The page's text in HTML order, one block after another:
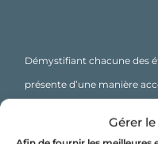
Gérer
démystifie
les
Démystifiant chacune des
présente d’une manière
Les précautions à
aux tribunaux.